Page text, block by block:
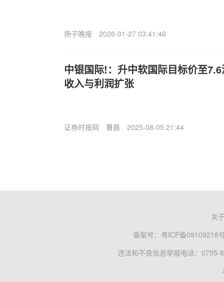
扬子晚报 2026-01-27 03:41:46
中银国际!：升中软国际目标价至
收入与利润扩张
证券时报网 曹晨 2025-08-05 21:44
关
备案号： 粤ICP备09109218
违法和不良信息举报电话：0755-